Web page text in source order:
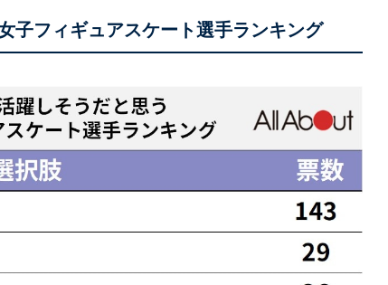
子フィギュアスケート選手ランキング